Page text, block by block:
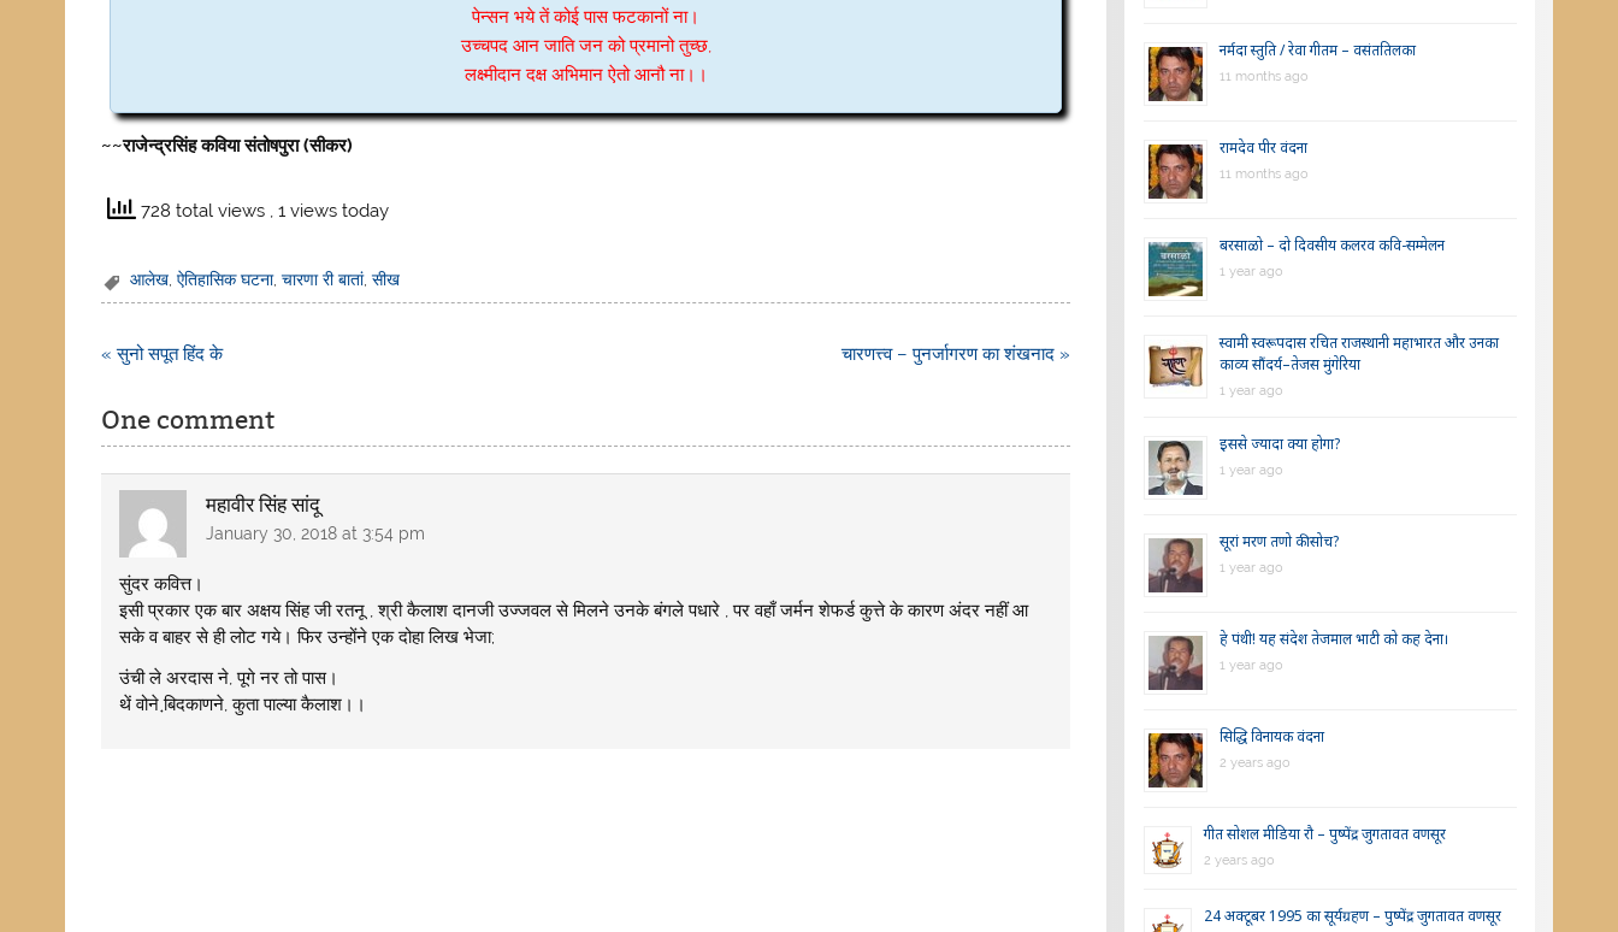
पेन्सन भये तें कोई पास फटकानों ना।
उच्चपद आन जाति जन को प्रमानो तुच्छ,
लक्ष्मीदान दक्ष अभिमान ऐतो आनौ ना।।
~~राजेन्द्रसिंह कविया संतोषपुरा (सीकर)
728 total views , 1 views today
आलेख ,ऐतिहासिक घटना,चारणा री बातां,सीख
Post
« सुनो सपूत हिंद के चारणत्त्व – पुनर्जागरण का शंखनाद »
One comment
महावीर सिंह सांदू
January 30, 2018 at 3:54 pm
सुंदर कवित्त।
इसी प्रकार एक बार अक्षय सिंह जी रतनू , श्री कैलाश दानजी उज्जवल से मिलने उनके बंगले पधारे , पर वहाँ जर्मन शेफर्ड कुत्ते के कारण अंदर नहीं आ
सके व बाहर से ही लोट गये। फिर उन्होंने एक दोहा लिख भेजा;
उंची ले अरदास ने, पूगे नर तो पास।
थें वोने बि़दकाणने, कुता पाल्या कैलाश।।
नर्मदा स्तुति / रेवा गीतम – वसंततिलका
11 months ago
रामदेव पीर वंदना
11 months ago
बरसाळो – दो दिवसीय कलरव कवि-सम्मेलन
1 year ago
स्वामी स्वरूपदास रचित राजस्थानी महाभारत और उनका
काव्य सौंदर्य–तेजस मुंगेरिया
1 year ago
इससे ज्यादा क्या होगा?
1 year ago
सूरां मरण तणो की सोच?
1 year ago
हे पंथी! यह संदेश तेजमाल भाटी को कह देना।
1 year ago
सिद्धि विनायक वंदना
2 years ago
गीत सोशल मीडिया रौ – पुष्पेंद्र जुगतावत वणसूर
2 years ago
24 अक्टूबर 1995 का सूर्यग्रहण – पुष्पेंद्र जुगतावत वणसूर